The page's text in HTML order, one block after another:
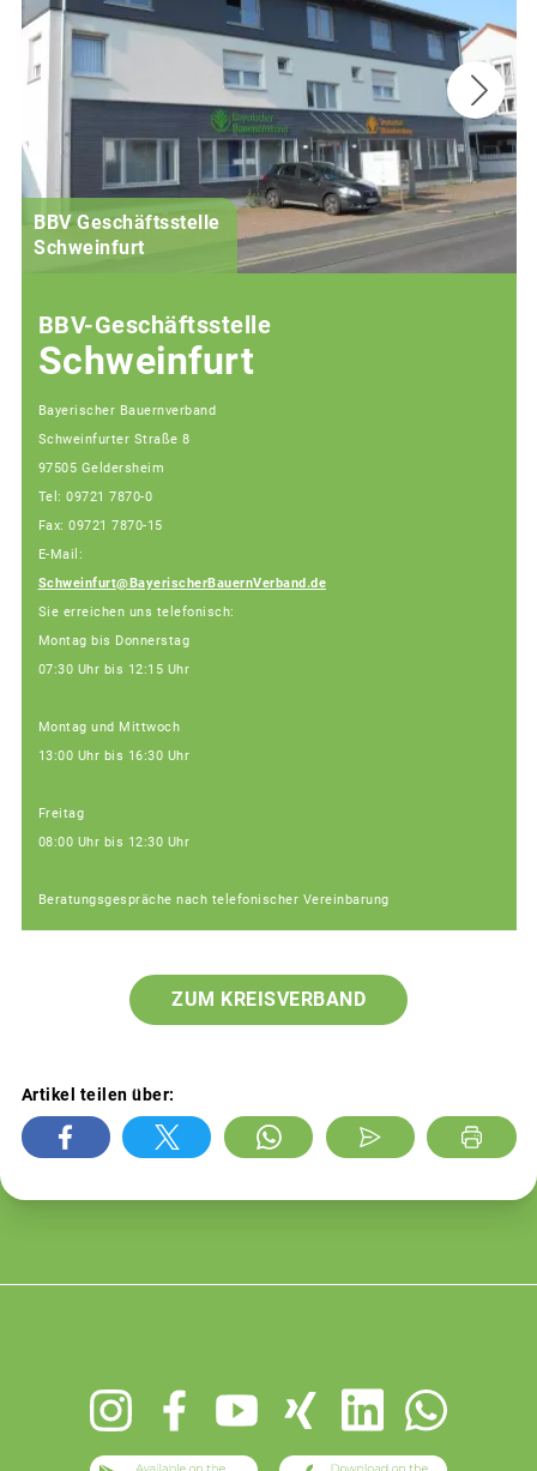
BBV Geschäftsstelle
Schweinfurt
BBV-Geschäftsstelle
Schweinfurt
Bayerischer Bauernverband
Schweinfurter Straße 8
97505 Geldersheim
Tel: 09721 7870-0
Fax: 09721 7870-15
E-Mail:
Schweinfurt@BayerischerBauernVerband.de
Sie erreichen uns telefonisch:
Montag bis Donnerstag
07:30 Uhr bis 12:15 Uhr
Montag und Mittwoch
13:00 Uhr bis 16:30 Uhr
Freitag
08:00 Uhr bis 12:30 Uhr
Beratungsgespräche nach telefonischer Vereinbarung
ZUM KREISVERBAND
Artikel teilen über: